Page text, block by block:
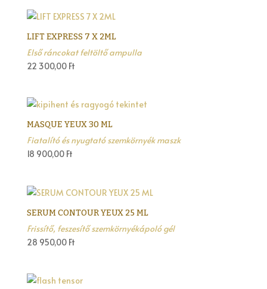
LIFT EXPRESS 7 X 2ML
Első ráncokat feltöltő ampulla
22 300,00 Ft
MASQUE YEUX 30 ML
Fiatalító és nyugtató szemkörnyék maszk
18 900,00 Ft
SERUM CONTOUR YEUX 25 ML
Frissítő, feszesítő szemkörnyékápoló gél
28 950,00 Ft